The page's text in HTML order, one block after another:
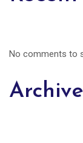
No comments to